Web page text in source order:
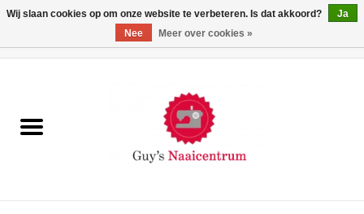
Machines
Wij slaan cookies op om onze website te verbeteren. Is dat akkoord?
Ja
Nee
Meer over cookies »